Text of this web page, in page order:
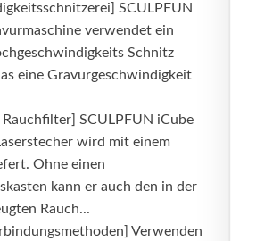
SCULPFUN
verwendet ein
Schnitz
eine Gravurgeschwindigkeit
Rauchfilter] SCULPFUN iCube
wird mit einem
Ohne einen
kann er auch den in der
Rauch...
Verwenden